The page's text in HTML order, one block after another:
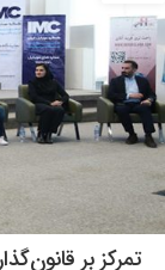
تمرکز بر